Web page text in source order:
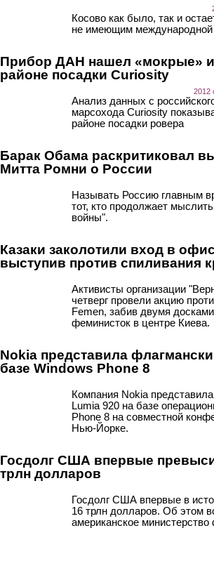
Косово как было, так и
не имеющим международной
Прибор ДАН нашел «мокрые» и
районе посадки Curiosity
2012
Анализ данных с
марсохода Curiosity
районе посадки ровера
Барак Обама раскритиковал
Митта Ромни о России
Называть Россию главным
тот, кто продолжает
войны".
Казаки заколотили вход в
выступив против спиливания
Активисты организации
четверг провели акцию
Femen, забив двумя
феминисток в центре Киева.
Nokia представила
базе Windows Phone 8
Компания Nokia
Lumia 920 на базе
Phone 8 на совместной
Нью-Йорке.
Госдолг США впервые
трлн долларов
Госдолг США впервые в
16 трлн долларов. Об этом
американское министерство